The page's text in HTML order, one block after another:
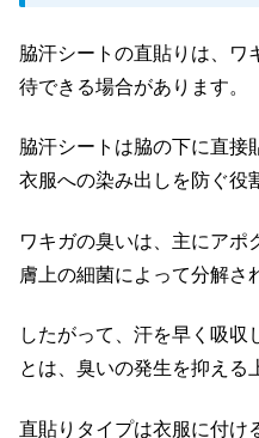
脇汗シートの直貼りは、ワ
待できる場合があります。
脇汗シートは脇の下に直接
衣服への染み出しを防ぐ役
ワキガの臭いは、主にアポ
膚上の細菌によって分解さ
したがって、汗を早く吸収
とは、臭いの発生を抑える
直貼りタイプは衣服に付け